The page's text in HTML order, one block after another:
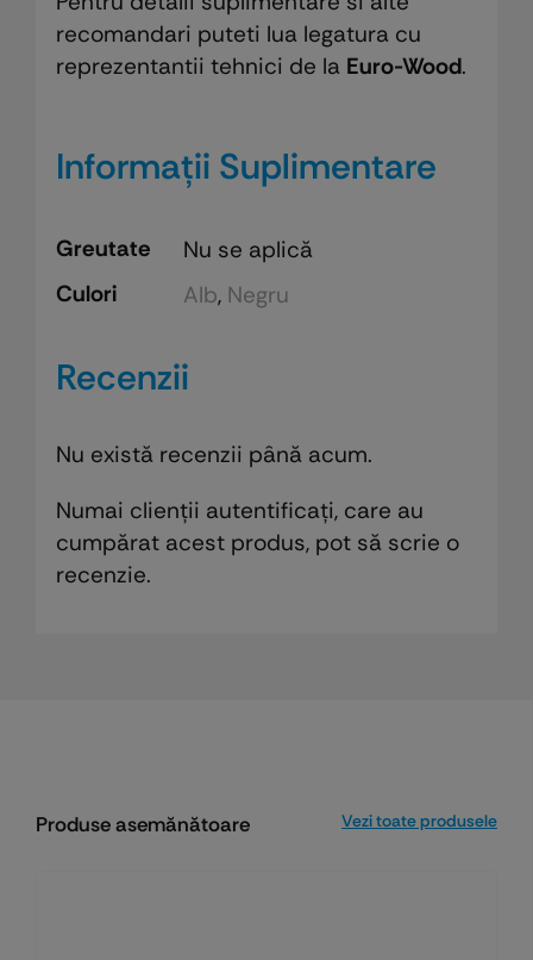
recomandari puteti lua legatura cu
reprezentantii tehnici de la Euro-Wood.
Informații Suplimentare
Greutate
Nu se aplică
Culori
Alb, Negru
Recenzii
Nu există recenzii până acum.
Numai clienții autentificați, care au
cumpărat acest produs, pot să scrie o
recenzie.
Produse asemănătoare Vezi toate produsele